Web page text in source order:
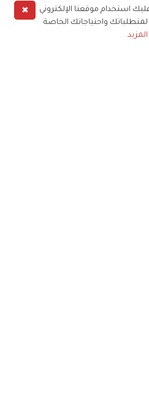
✖
استخدام موقعنا الإلكتروني
واحتياجاتك الخاصة
المزيد